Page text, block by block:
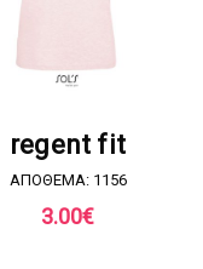
regent fit
ΑΠΟΘΕΜΑ: 1156
3.00€